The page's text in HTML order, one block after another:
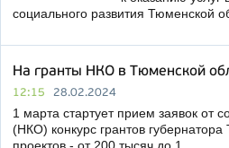
социального развития Тюменской
На гранты НКО в Тюменской
12:15 28.02.2024
1 марта стартует прием заявок от
(НКО) конкурс грантов